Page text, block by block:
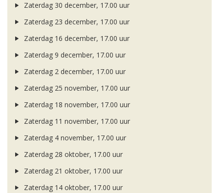
Zaterdag 30 december, 17.00 uur
Zaterdag 23 december, 17.00 uur
Zaterdag 16 december, 17.00 uur
Zaterdag 9 december, 17.00 uur
Zaterdag 2 december, 17.00 uur
Zaterdag 25 november, 17.00 uur
Zaterdag 18 november, 17.00 uur
Zaterdag 11 november, 17.00 uur
Zaterdag 4 november, 17.00 uur
Zaterdag 28 oktober, 17.00 uur
Zaterdag 21 oktober, 17.00 uur
Zaterdag 14 oktober, 17.00 uur